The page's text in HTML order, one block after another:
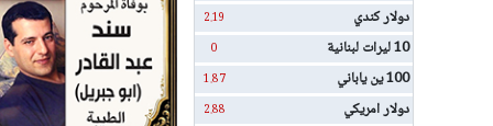
دولار كندي 2.19
10 ليرات لبنانية 0
100 ين ياباني 1.87
دولار امريكي 2.88